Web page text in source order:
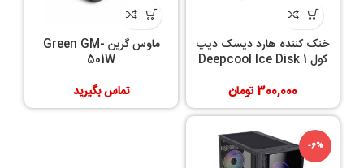
خنک کننده هارد دیسک دیپ
کول Deepcool Ice Disk 1
300,000تومان
ماوس گرین Green GM-
501W
تماس بگیرید
-6%